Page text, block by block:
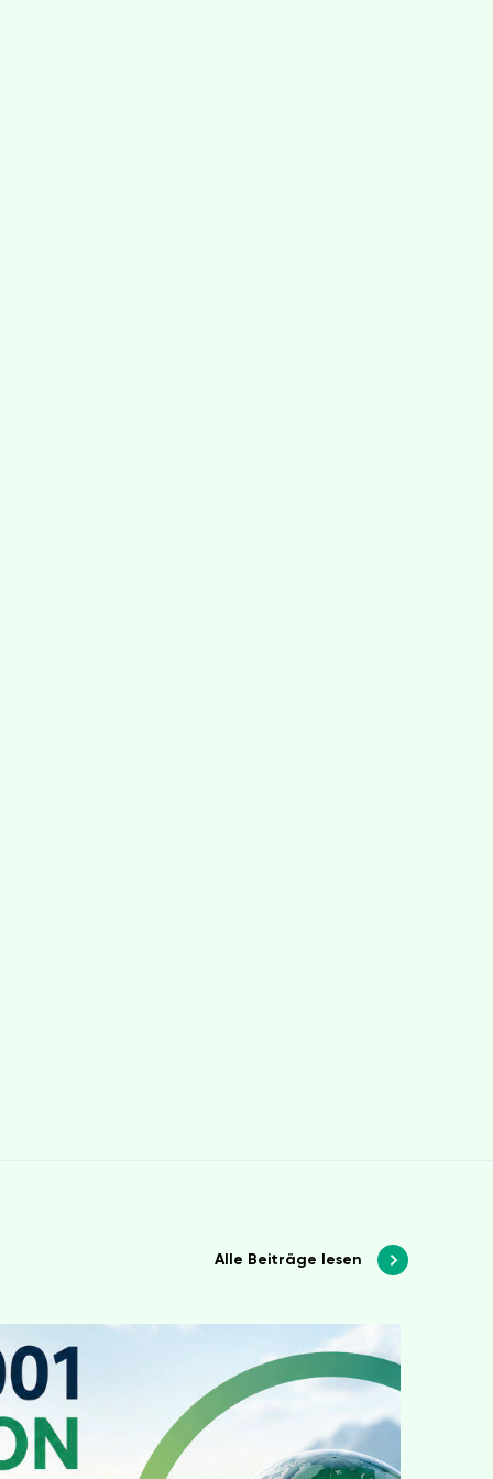
Alle Beiträge lesen